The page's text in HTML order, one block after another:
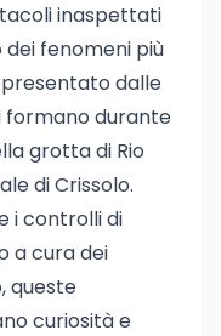
inaspettati
dei fenomeni più
dalle
formano durante
grotta di Rio
di Crissolo.
i controlli di
a cura dei
queste
curiosità e